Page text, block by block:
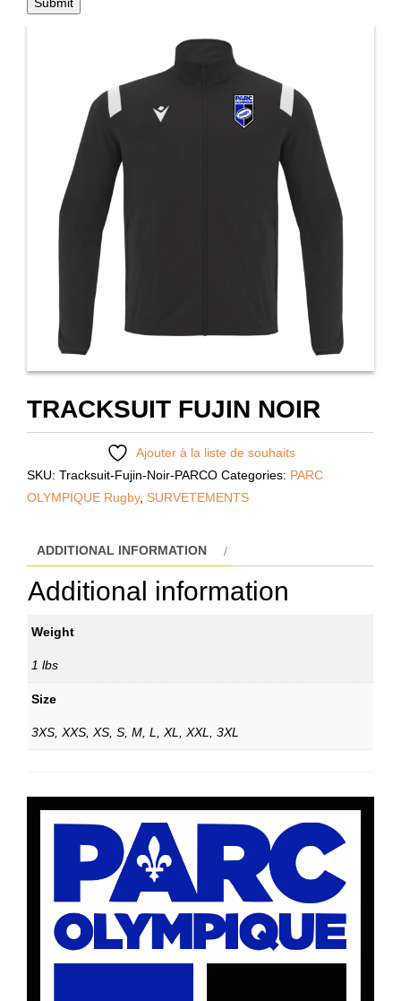
TRACKSUIT FUJIN NOIR
Ajouter à la liste de souhaits
SKU: Tracksuit-Fujin-Noir-PARCO Categories: PARC
OLYMPIQUE Rugby, SURVETEMENTS
ADDITIONAL INFORMATION
Additional information
Weight
1 lbs
Size
3XS, XXS, XS, S, M, L, XL, XXL, 3XL